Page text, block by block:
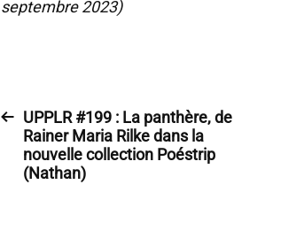
septembre 2023)
UPPLR #199 : La panthère, de
Rainer Maria Rilke dans la
nouvelle collection Poéstrip
(Nathan)